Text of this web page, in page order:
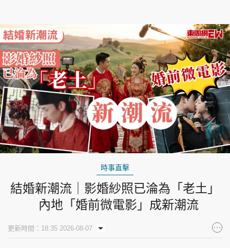
時事直擊
結婚新潮流｜影婚紗照已淪為「老土」
內地「婚前微電影」成新潮流
更新時間：18:35 2026-08-07